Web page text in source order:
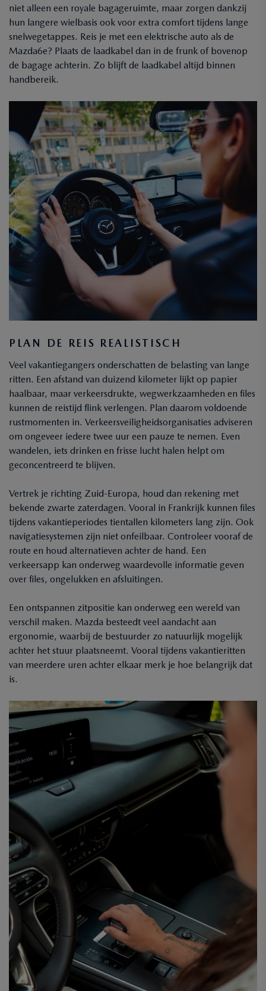
niet alleen een royale bagageruimte, maar zorgen dankzij
hun langere wielbasis ook voor extra comfort tijdens lange
snelwegetappes. Reis je met een elektrische auto als de
Mazda6e? Plaats de laadkabel dan in de frunk of bovenop
de bagage achterin. Zo blijft de laadkabel altijd binnen
handbereik.
PLAN DE REIS REALISTISCH
Veel vakantiegangers onderschatten de belasting van lange
ritten. Een afstand van duizend kilometer lijkt op papier
haalbaar, maar verkeersdrukte, wegwerkzaamheden en files
kunnen de reistijd flink verlengen. Plan daarom voldoende
rustmomenten in. Verkeersveiligheidsorganisaties adviseren
om ongeveer iedere twee uur een pauze te nemen. Even
wandelen, iets drinken en frisse lucht halen helpt om
geconcentreerd te blijven.
Vertrek je richting Zuid-Europa, houd dan rekening met
bekende zwarte zaterdagen. Vooral in Frankrijk kunnen files
tijdens vakantieperiodes tientallen kilometers lang zijn. Ook
navigatiesystemen zijn niet onfeilbaar. Controleer vooraf de
route en houd alternatieven achter de hand. Een
verkeersapp kan onderweg waardevolle informatie geven
over files, ongelukken en afsluitingen.
Een ontspannen zitpositie kan onderweg een wereld van
verschil maken. Mazda besteedt veel aandacht aan
ergonomie, waarbij de bestuurder zo natuurlijk mogelijk
achter het stuur plaatsneemt. Vooral tijdens vakantieritten
van meerdere uren achter elkaar merk je hoe belangrijk dat
is.